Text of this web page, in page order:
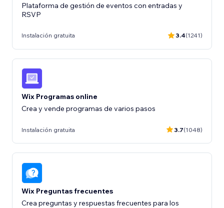
Plataforma de gestión de eventos con entradas y
RSVP
Instalación gratuita 3.4(1241)
Wix Programas online
Crea y vende programas de varios pasos
Instalación gratuita 3.7(1048)
Wix Preguntas frecuentes
Crea preguntas y respuestas frecuentes para los